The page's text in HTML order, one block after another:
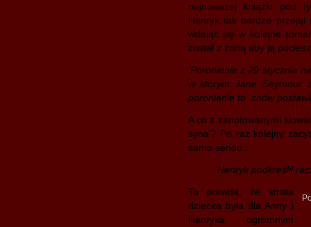
najnowszej książki pod
Henryk tak bardzo przejął
wdając się w kolejne
został z żoną aby ją
‘Poronienie z 29 stycznia
w którym Jane Seymour
poronienie to znów
A co z zanotowanymi
syna’? Po raz kolejny
samo sendo :
‘Henryk podkreślił
To prawda, że strata
dziecka była dla Anny i
Henryka ogromnym